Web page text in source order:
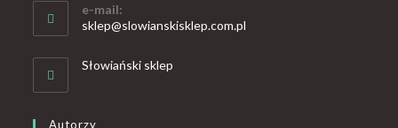
e-mail:
sklep@slowianskisklep.com.pl
Słowiański sklep
Autorzy